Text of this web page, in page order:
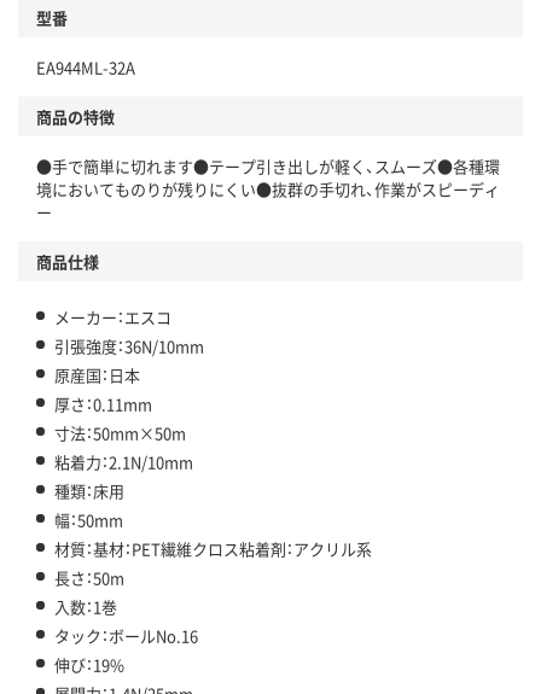
型番
EA944ML-32A
商品の特徴
●手で簡単に切れます●テープ引き出しが軽く、スムーズ●各種環
境においてものりが残りにくい●抜群の手切れ、作業がスピーディ
ー
商品仕様
メーカー：エスコ
引張強度：36N/10mm
原産国：日本
厚さ：0.11mm
寸法：50mm×50m
粘着力：2.1N/10mm
種類：床用
幅：50mm
材質：基材：PET繊維クロス粘着剤：アクリル系
長さ：50m
入数：1巻
タック：ボールNo.16
伸び：19%